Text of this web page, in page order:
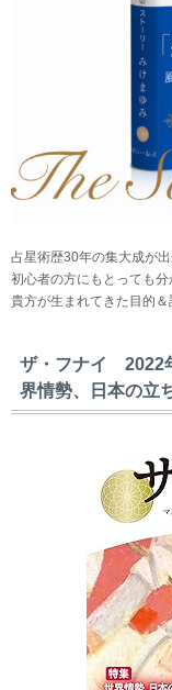
占星術歴30年の集大成が出
初心者の方にもとっても分
貴方が生まれてきた目的＆
ザ・フナイ 2022
界情勢、日本の立